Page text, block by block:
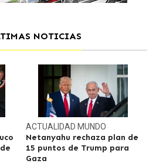
NOTICIAS
ACTUALIDAD MUNDO
Netanyahu rechaza plan de
15 puntos de Trump para
Gaza